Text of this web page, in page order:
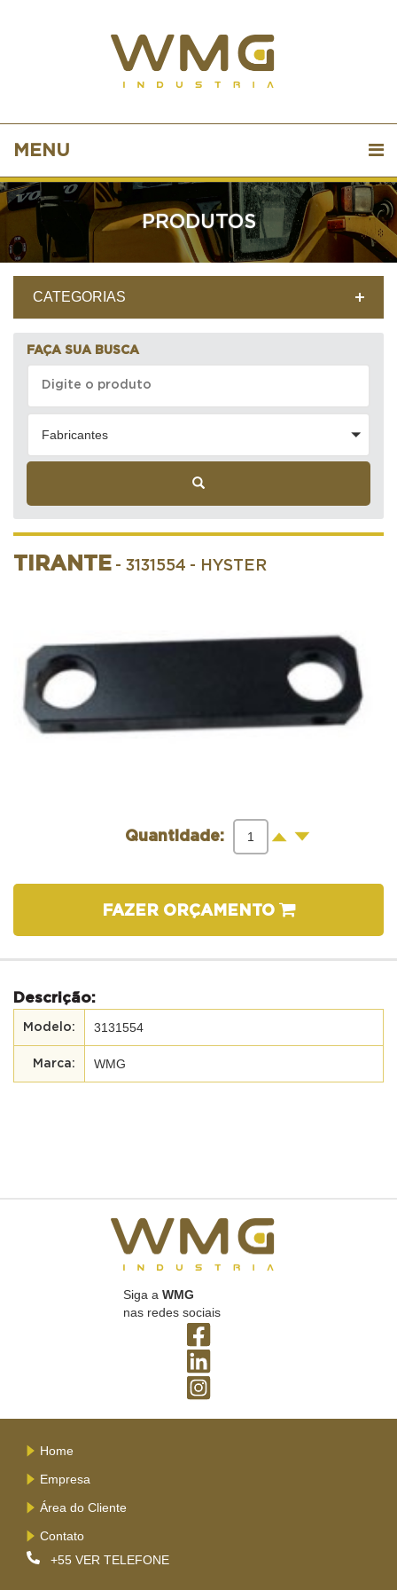
MENU
PRODUTOS
CATEGORIAS
FAÇA SUA BUSCA
Fabricantes
TIRANTE - 3131554 - HYSTER
Quantidade: + -
FAZER ORÇAMENTO
Descrição:
3131554
WMG
Siga a WMG
nas redes sociais
Home
Empresa
Área do Cliente
Contato
+55 VER TELEFONE